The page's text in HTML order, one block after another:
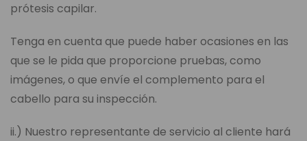
prótesis capilar.
Tenga en cuenta que puede haber ocasiones en las
que se le pida que proporcione pruebas, como
imágenes, o que envíe el complemento para el
cabello para su inspección.
ii.) Nuestro representante de servicio al cliente hará